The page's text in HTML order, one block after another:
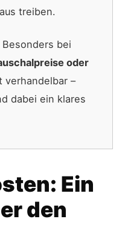
treiben.
Besonders bei
oder
verhandelbar –
dabei ein klares
Ein
den